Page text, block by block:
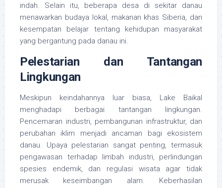
indah. Selain itu, beberapa desa di sekitar danau
menawarkan budaya lokal, makanan khas Siberia, dan
kesempatan belajar tentang kehidupan masyarakat
yang bergantung pada danau ini.
Pelestarian dan Tantangan
Lingkungan
Meskipun keindahannya luar biasa, Lake Baikal
menghadapi berbagai tantangan lingkungan.
Pencemaran industri, pembangunan infrastruktur, dan
perubahan iklim menjadi ancaman bagi ekosistem
danau. Upaya pelestarian sangat penting, termasuk
pengawasan terhadap limbah industri, perlindungan
spesies endemik, dan regulasi wisata agar tidak
merusak keseimbangan alam. Keberhasilan